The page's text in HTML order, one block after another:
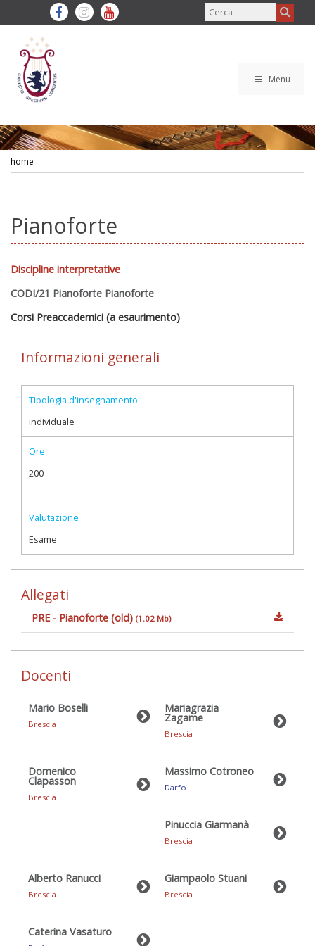
Menu
home
Pianoforte
Discipline interpretative
CODI/21 Pianoforte Pianoforte
Corsi Preaccademici (a esaurimento)
Informazioni generali
Tipologia d'insegnamento
individuale
Ore
200
Valutazione
Esame
Allegati
PRE - Pianoforte (old) (1.02 Mb)
Docenti
Mario Boselli
Brescia
Mariagrazia
Zagame
Brescia
Domenico
Clapasson
Brescia
Massimo Cotroneo
Darfo
Pinuccia Giarmanà
Brescia
Alberto Ranucci
Brescia
Giampaolo Stuani
Brescia
Caterina Vasaturo